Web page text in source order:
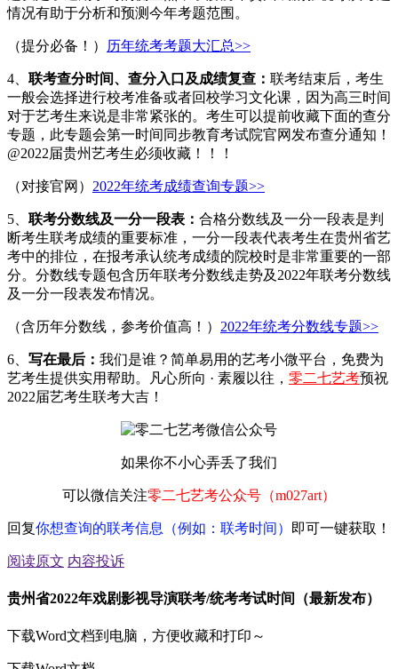
情况有助于分析和预测今年考题范围。
（提分必备！） 历年统考考题大汇总>>
4、 联考查分时间、查分入口及成绩复查： 联考结束后，考生
一般会选择进行校考准备或者回校学习文化课，因为高三时间
对于艺考生来说是非常紧张的。考生可以提前收藏下面的查分
专题，此专题会第一时间同步教育考试院官网发布查分通知！
@2022届贵州艺考生必须收藏！！！
（对接官网） 2022年统考成绩查询专题>>
5、 联考分数线及一分一段表： 合格分数线及一分一段表是判
断考生联考成绩的重要标准，一分一段表代表考生在贵州省艺
考中的排位，在报考承认统考成绩的院校时是非常重要的一部
分。分数线专题包含历年联考分数线走势及2022年联考分数线
及一分一段表发布情况。
（含历年分数线，参考价值高！） 2022年统考分数线专题>>
6、 写在最后： 我们是谁？简单易用的艺考小微平台，免费为
艺考生提供实用帮助。凡心所向 · 素履以往， 零二七艺考预祝
2022届艺考生联考大吉！
如果你不小心弄丢了我们
可以微信关注零二七艺考公众号（m027art）
回复你想查询的联考信息（例如：联考时间） 即可一键获取！
阅读原文 内容投诉
贵州省2022年戏剧影视导演联考/统考考试时间（最新发布）
下载Word文档到电脑，方便收藏和打印～